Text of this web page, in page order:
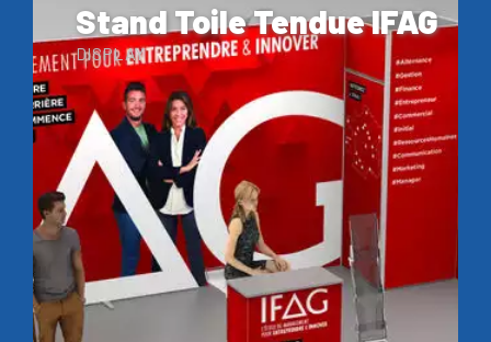
Stand Toile Tendue IFAG
DISPLAY